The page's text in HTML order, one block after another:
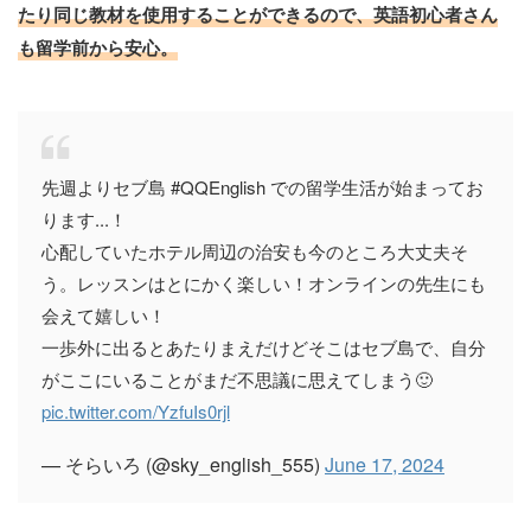
たり同じ教材を使用することができるので、英語初心者さん
も留学前から安心。
先週よりセブ島 #QQEnglish での留学生活が始まってお
ります...！
心配していたホテル周辺の治安も今のところ大丈夫そ
う。レッスンはとにかく楽しい！オンラインの先生にも
会えて嬉しい！
一歩外に出るとあたりまえだけどそこはセブ島で、自分
がここにいることがまだ不思議に思えてしまう🙂
pic.twitter.com/YzfuIs0rjl
— そらいろ (@sky_english_555) June 17, 2024